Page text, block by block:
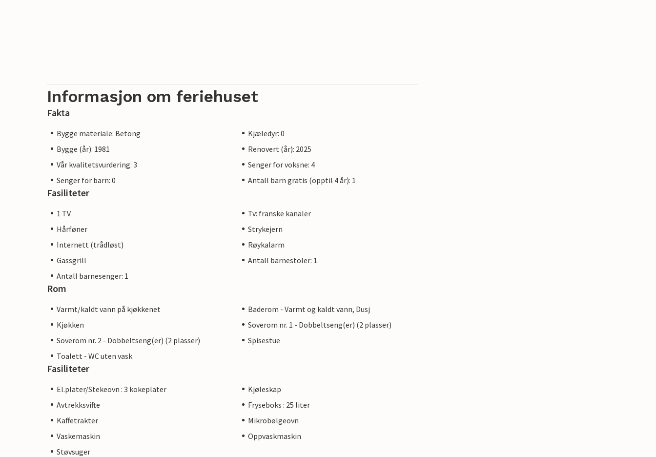
Informasjon om feriehuset
Fakta
Bygge materiale: Betong
Kjæledyr: 0
Bygge (år): 1981
Renovert (år): 2025
Vår kvalitetsvurdering: 3
Senger for voksne: 4
Senger for barn: 0
Antall barn gratis (opptil 4 år): 1
Fasiliteter
1 TV
Tv: franske kanaler
Hårføner
Strykejern
Internett (trådløst)
Røykalarm
Gassgrill
Antall barnestoler: 1
Antall barnesenger: 1
Rom
Varmt/kaldt vann på kjøkkenet
Baderom - Varmt og kaldt vann, Dusj
Kjøkken
Soverom nr. 1 - Dobbeltseng(er) (2 plasser)
Soverom nr. 2 - Dobbeltseng(er) (2 plasser)
Spisestue
Toalett - WC uten vask
Fasiliteter
El.plater/Stekeovn : 3 kokeplater
Kjøleskap
Avtrekksvifte
Fryseboks : 25 liter
Kaffetrakter
Mikrobølgeovn
Vaskemaskin
Oppvaskmaskin
Støvsuger